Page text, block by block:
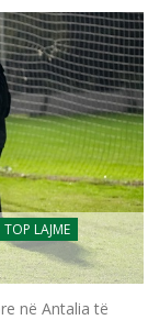
TOP LAJME
në Antalia të